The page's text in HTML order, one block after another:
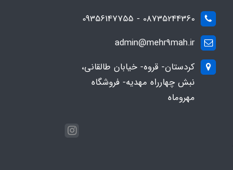
08735244360 - 09356147755
admin@mehr9mah.ir
کردستان- قروه- خیابان طالقانی،
نبش چهارراه مهدیه- فروشگاه
مهروماه